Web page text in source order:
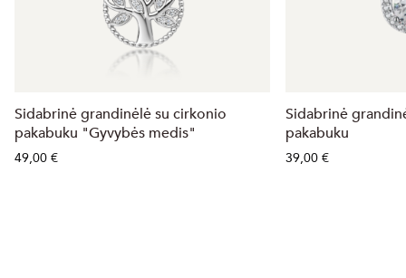
Sidabrinė grandinėlė su cirkonio
pakabuku "Gyvybės medis"
49,00 €
Sidabrinė
pakabuku
39,00 €